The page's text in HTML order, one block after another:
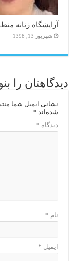
آرایشگاه زنانه منطقه
شهریور 13, 1398
دیدگاهتان را
نشانی ایمیل شما
شده‌اند *
دیدگاه *
نام *
ایمیل *